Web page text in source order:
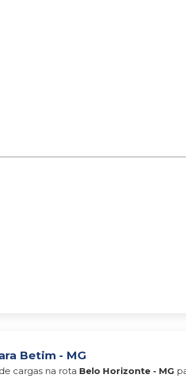
Betim - MG
cargas na rota Belo Horizonte - MG